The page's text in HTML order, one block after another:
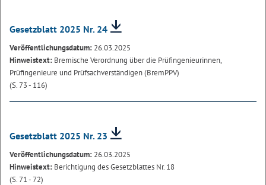
Gesetzblatt 2025 Nr. 24
Veröffentlichungsdatum: 26.03.2025
Hinweistext: Bremische Verordnung über die Prüfingenieurinnen,
Prüfingenieure und Prüfsachverständigen (BremPPV)
(S. 73 - 116)
Gesetzblatt 2025 Nr. 23
Veröffentlichungsdatum: 26.03.2025
Hinweistext: Berichtigung des Gesetzblattes Nr. 18
(S. 71 - 72)